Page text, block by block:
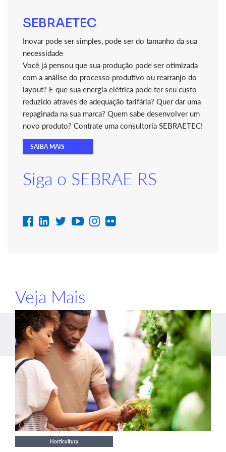
SEBRAETEC
Inovar pode ser simples, pode ser do tamanho da sua
necessidade
Você já pensou que sua produção pode ser otimizada
com a análise do processo produtivo ou rearranjo do
layout? E que sua energia elétrica pode ter seu custo
reduzido através de adequação tarifária? Quer dar uma
repaginada na sua marca? Quem sabe desenvolver um
novo produto? Contrate uma consultoria SEBRAETEC!
SAIBA MAIS
Siga o SEBRAE RS
Veja Mais
Horticultura